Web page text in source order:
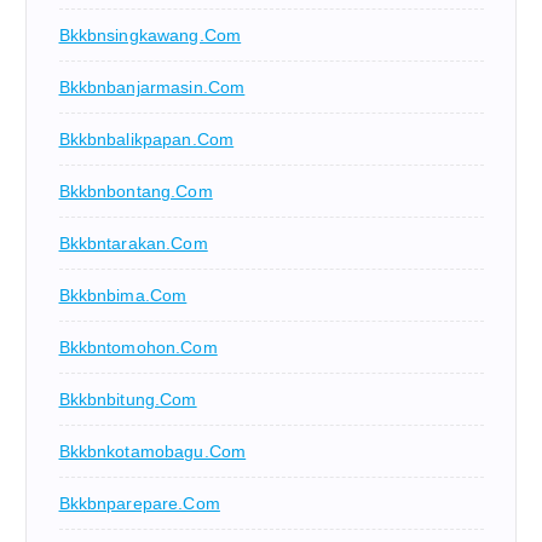
Bkkbnsingkawang.com
Bkkbnbanjarmasin.com
Bkkbnbalikpapan.com
Bkkbnbontang.com
Bkkbntarakan.com
Bkkbnbima.com
Bkkbntomohon.com
Bkkbnbitung.com
Bkkbnkotamobagu.com
Bkkbnparepare.com